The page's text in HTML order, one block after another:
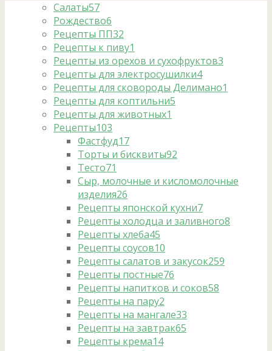
Салаты57
Рождество6
Рецепты ПП32
Рецепты к пиву1
Рецепты из орехов и сухофруктов3
Рецепты для электросушилки4
Рецепты для сковороды Делимано1
Рецепты для коптильни5
Рецепты для животных1
Рецепты103
Фастфуд17
Торты и бисквиты92
Тесто71
Сыр, молочные и кисломолочные
изделия26
Рецепты японской кухни7
Рецепты холодца и заливного8
Рецепты хлеба45
Рецепты соусов10
Рецепты салатов и закусок259
Рецепты постные76
Рецепты напитков и соков58
Рецепты на пару2
Рецепты на мангале33
Рецепты на завтрак65
Рецепты крема14